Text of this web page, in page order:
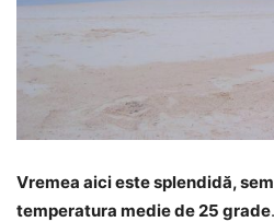
Vremea aici este splendidă,
temperatura medie de 25 grade